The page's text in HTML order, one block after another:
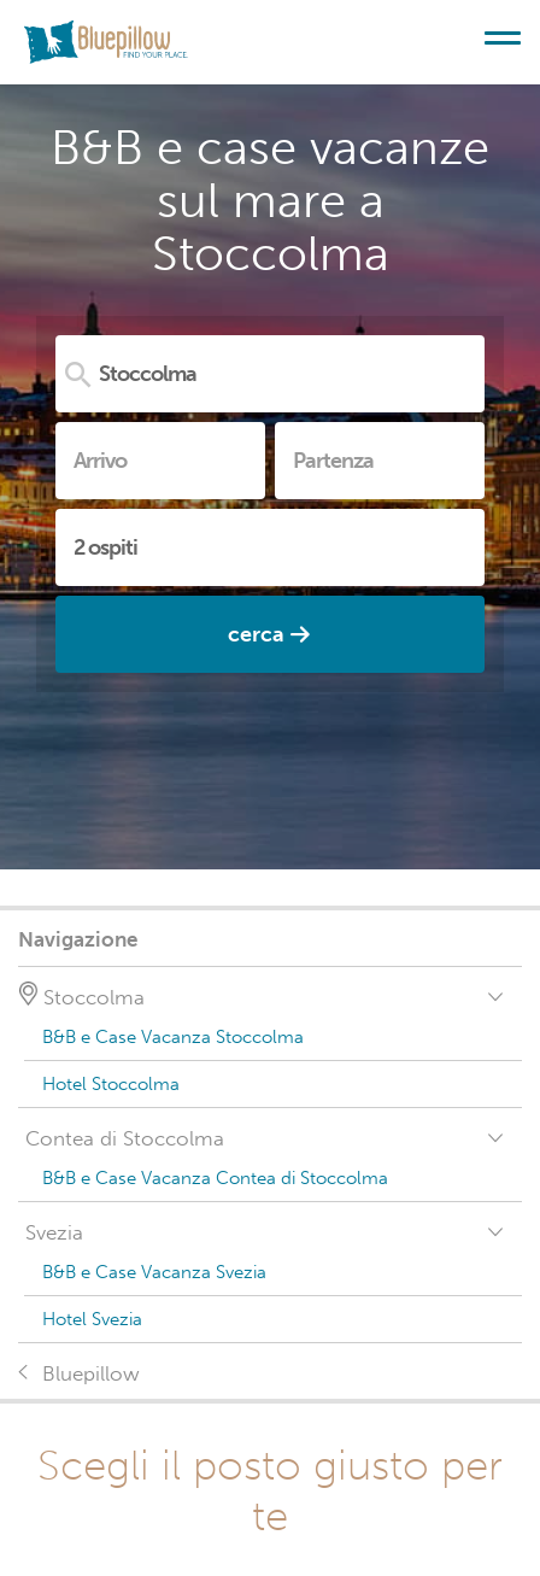
B&B e case vacanze
sul mare a
Stoccolma
cerca
Navigazione
Stoccolma
B&B e Case Vacanza Stoccolma
Hotel Stoccolma
Contea di Stoccolma
B&B e Case Vacanza Contea di Stoccolma
Svezia
B&B e Case Vacanza Svezia
Hotel Svezia
Bluepillow
Scegli il posto giusto per
te